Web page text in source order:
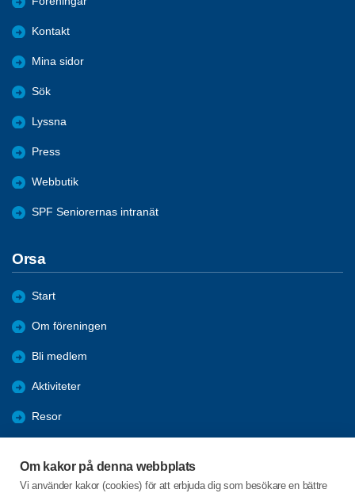
Om kakor på denna webbplats
Vi använder kakor (cookies) för att erbjuda dig som besökare en bättre
Kontakt
Mina sidor
Sök
Lyssna
Press
Webbutik
SPF Seniorernas intranät
Orsa
Start
Om föreningen
Bli medlem
Aktiviteter
Resor
Reportage